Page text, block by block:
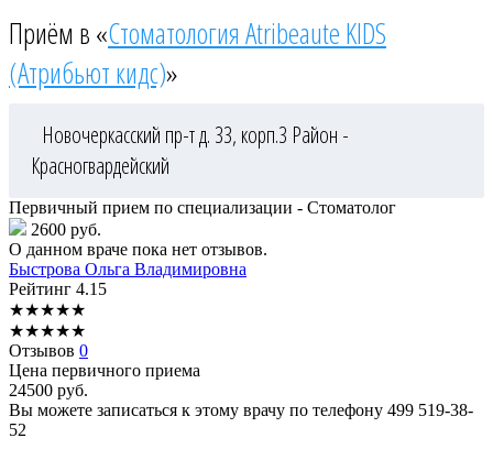
Приём в «Стоматология Atribeaute KIDS
(Атрибьют кидс)»
Новочеркасский пр-т д. 33, корп.3 Район -
Красногвардейский
Первичный прием по специализации - Стоматолог
2600 руб.
О данном враче пока нет отзывов.
Быстрова Ольга Владимировна
Рейтинг 4.15
★★★★★
★★★★★
Отзывов 0
Цена первичного приема
24500 руб.
Вы можете записаться к этому врачу по телефону 499 519-38-
52